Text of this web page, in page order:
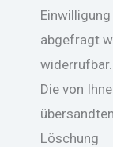
abgefragt
widerrufbar.
Die von
Löschung